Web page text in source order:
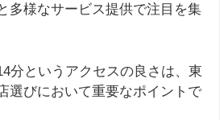
多様なサービス提供で注目を集
分というアクセスの良さは、東
選びにおいて重要なポイントで